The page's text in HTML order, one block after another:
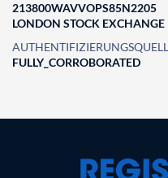
213800WAVVOPS85N2205
LONDON STOCK EXCHANGE
FULLY_CORROBORATED